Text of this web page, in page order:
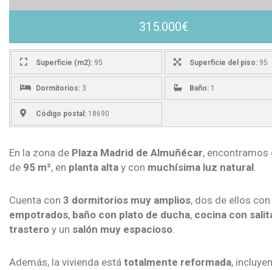
315.000€
Superficie (m2): 95 Superficie del piso:95
Dormitorios: 3 Baño:1
Código postal: 18690
En la zona de Plaza Madrid de Almuñécar, encontramos
de 95 m², en planta alta y con muchísima luz natural.
Cuenta con 3 dormitorios muy amplios, dos de ellos con
empotrados, baño con plato de ducha, cocina con
trastero y un salón muy espacioso.
Además, la vivienda está totalmente reformada,